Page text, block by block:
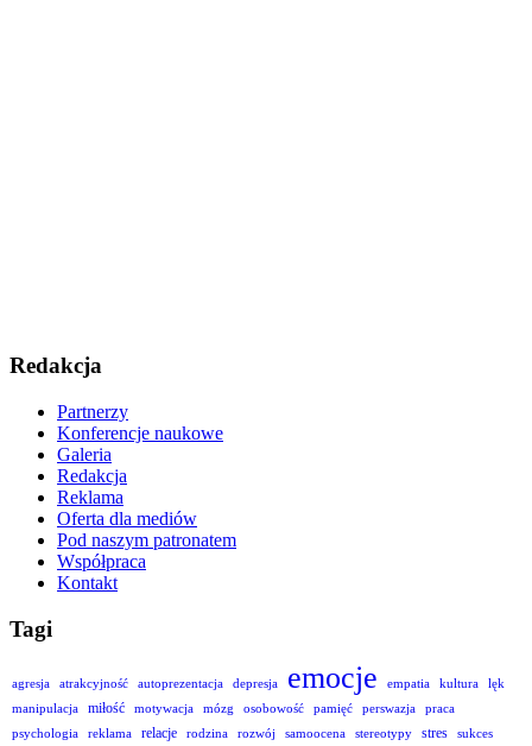
Redakcja
Partnerzy
Konferencje naukowe
Galeria
Redakcja
Reklama
Oferta dla mediów
Pod naszym patronatem
Współpraca
Kontakt
Tagi
agresja atrakcyjność autoprezentacja depresja emocje empatia kultura
lęk
manipulacja
miłość motywacja mózg osobowość pamięć perswazja
praca
psychologia
reklama relacje rodzina rozwój samoocena stereotypy stres sukces